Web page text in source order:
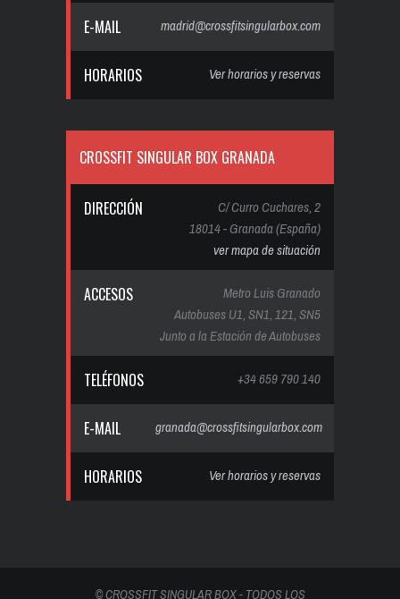
E-MAIL madrid@crossfitsingularbox.com
HORARIOS Ver horarios y reservas
CROSSFIT SINGULAR BOX GRANADA
DIRECCIÓN
C/ Curro Cuchares, 2
18014 - Granada (España)
ver mapa de situación
ACCESOS
Metro Luis Granado
Autobuses U1, SN1, 121, SN5
Junto a la Estación de Autobuses
TELÉFONOS +34 659 790 140
E-MAIL granada@crossfitsingularbox.com
HORARIOS Ver horarios y reservas
© CROSSFIT SINGULAR BOX - TODOS LOS